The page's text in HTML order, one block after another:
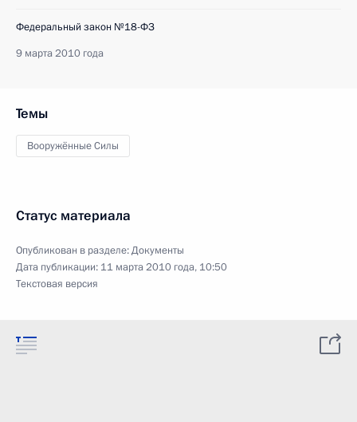
Федеральный закон №18-ФЗ
9 марта 2010 года
Темы
Вооружённые Силы
Статус материала
Опубликован в разделе:Документы
Дата публикации: 11 марта 2010 года, 10:50
Текстовая версия